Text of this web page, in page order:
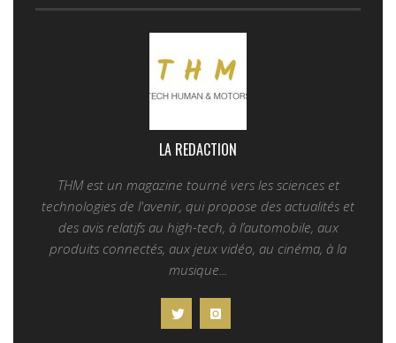
LA REDACTION
THM est un magazine tourné vers les sciences et
technologies de l'avenir, qui propose des actualités et
des avis relatifs au high-tech, à l’automobile, aux
produits connectés, aux jeux vidéo, au cinéma, à la
musique...